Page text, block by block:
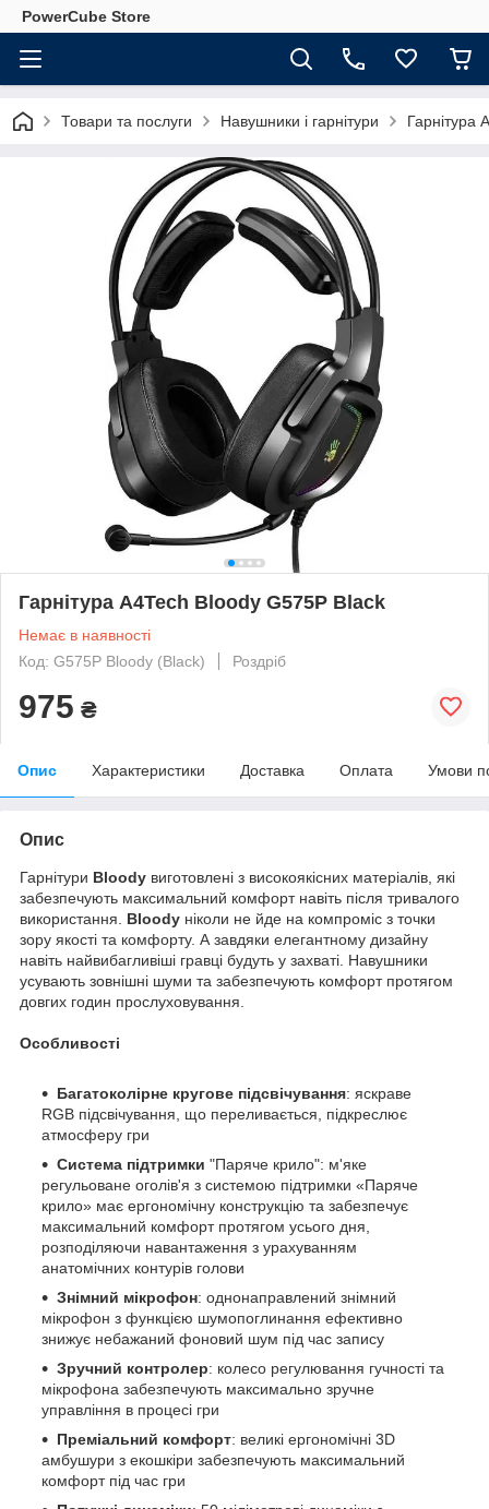
PowerCube Store
Товари та послуги Навушники і гарнітури Гарнітура
Гарнітура A4Tech Bloody G575P Black
Немає в наявності
Код: G575P Bloody (Black)
Роздріб
975 ₴
Опис Характеристики Доставка Оплата Умови
Опис
Гарнітури Bloody виготовлені з високоякісних матеріалів, які
забезпечують максимальний комфорт навіть після тривалого
використання. Bloody ніколи не йде на компроміс з точки
зору якості та комфорту. А завдяки елегантному дизайну
навіть найвибагливіші гравці будуть у захваті. Навушники
усувають зовнішні шуми та забезпечують комфорт протягом
довгих годин прослуховування.
Особливості
Багатоколірне кругове підсвічування: яскраве
RGB підсвічування, що переливається, підкреслює
атмосферу гри
Система підтримки "Паряче крило": м'яке
регульоване оголів'я з системою підтримки «Паряче
крило» має ергономічну конструкцію та забезпечує
максимальний комфорт протягом усього дня,
розподіляючи навантаження з урахуванням
анатомічних контурів голови
Знімний мікрофон: однонаправлений знімний
мікрофон з функцією шумопоглинання ефективно
знижує небажаний фоновий шум під час запису
Зручний контролер: колесо регулювання гучності та
мікрофона забезпечують максимально зручне
управління в процесі гри
Преміальний комфорт: великі ергономічні 3D
амбушури з екошкіри забезпечують максимальний
комфорт під час гри